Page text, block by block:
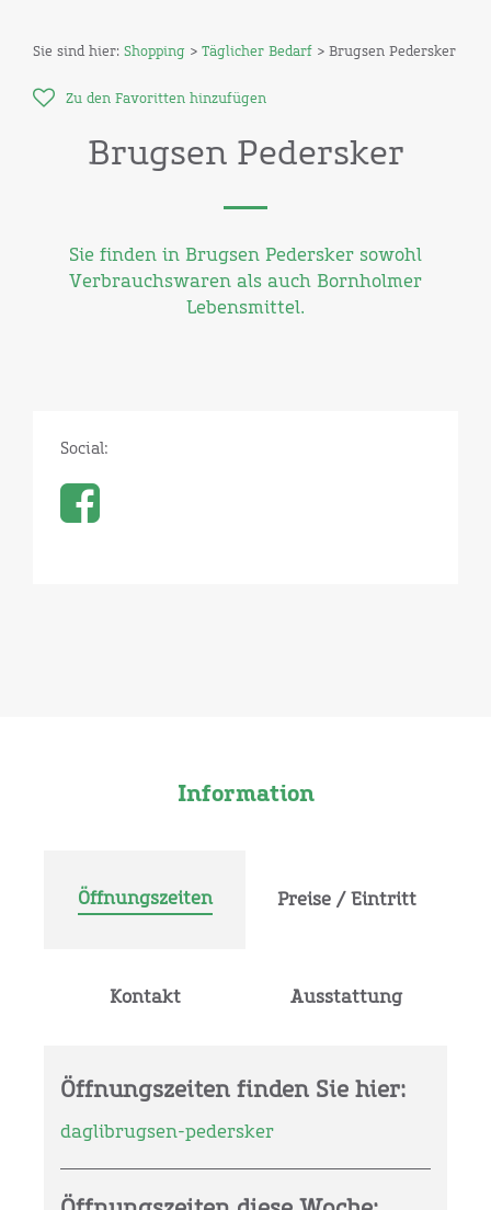
Sie sind hier: Shopping > Täglicher Bedarf > Brugsen Pedersker
Zu den Favoritten hinzufügen
Brugsen Pedersker
Sie finden in Brugsen Pedersker sowohl
Verbrauchswaren als auch Bornholmer
Lebensmittel.
Social:
Information
Öffnungszeiten Preise / Eintritt
Kontakt Ausstattung
Öffnungszeiten finden Sie hier:
daglibrugsen-pedersker